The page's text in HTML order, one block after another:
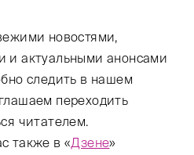
новостями,
и актуальными анонсами
следить в нашем
переходить
читателем.
также в «Дзене»